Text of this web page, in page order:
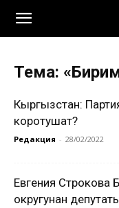
Тема:
Кыргызстан:
коротушат?
Редакция - 28/02/2022
Евгения Строкова
округунан